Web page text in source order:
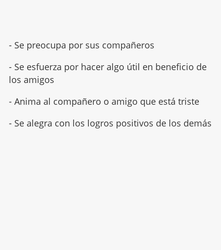
- Se preocupa por sus compañeros
- Se esfuerza por hacer algo útil en beneficio de
los amigos
- Anima al compañero o amigo que está triste
- Se alegra con los logros positivos de los demás